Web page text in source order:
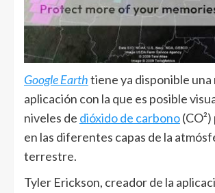
Google Earthtiene ya disponible una
aplicación con la que es posible
niveles de dióxido de carbono
en las diferentes capas de la
terrestre.
Tyler Erickson, creador de la